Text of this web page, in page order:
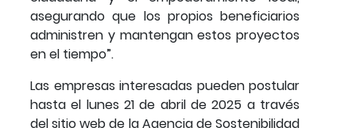
asegurando que los propios beneficiarios
administren y mantengan estos proyectos
en el tiempo”.
Las empresas interesadas pueden postular
hasta el lunes 21 de abril de 2025 a través
del sitio web de la Agencia de Sostenibilidad